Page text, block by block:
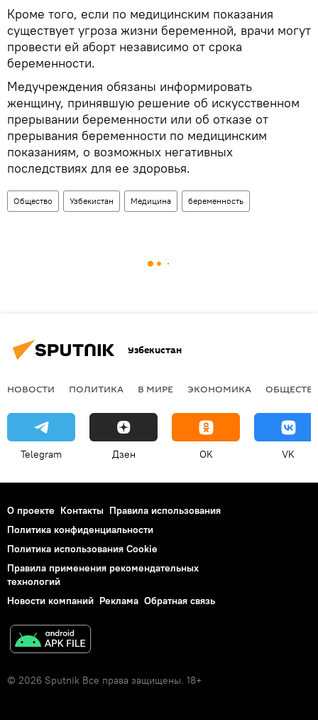
Кроме того, если по медицинским показания
существует угроза жизни беременной, врачи могут
провести ей аборт независимо от срока
беременности.
Медучреждения обязаны информировать
женщину, принявшую решение об искусственном
прерывании беременности или об отказе от
прерывания беременности по медицинским
показаниям, о возможных негативных
последствиях для ее здоровья.
Общество Узбекистан Медицина беременность
Узбекистан
НОВОСТИ ПОЛИТИКА В МИРЕ ЭКОНОМИКА
Telegram Дзен OK VK
О проекте Контакты Правила использования
Политика конфиденциальности
Политика использования Cookie
Правила применения рекомендательных
технологий
Новости компаний Реклама Обратная связь
© 2026 Sputnik Все права защищены. 18+